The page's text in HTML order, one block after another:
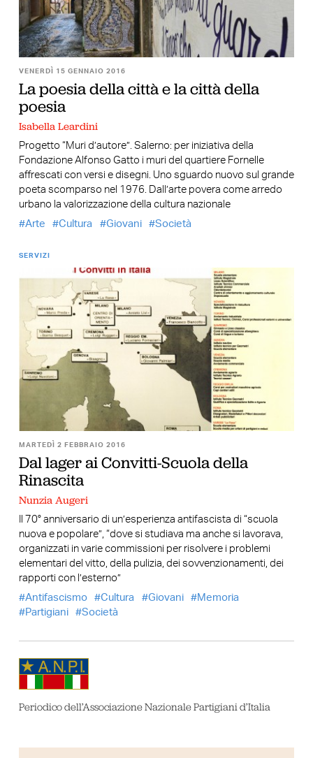
VENERDÌ 15 GENNAIO 2016
La poesia della città e la città della
poesia
Isabella Leardini
Progetto “Muri d’autore”. Salerno: per iniziativa della
Fondazione Alfonso Gatto i muri del quartiere Fornelle
affrescati con versi e disegni. Uno sguardo nuovo sul grande
poeta scomparso nel 1976. Dall’arte povera come arredo
urbano la valorizzazione della cultura nazionale
Arte
Cultura Giovani Società
SERVIZI
MARTEDÌ 2 FEBBRAIO 2016
Dal lager ai Convitti-Scuola della
Rinascita
Nunzia Augeri
Il 70° anniversario di un’esperienza antifascista di “scuola
nuova e popolare”, “dove si studiava ma anche si lavorava,
organizzati in varie commissioni per risolvere i problemi
elementari del vitto, della pulizia, dei sovvenzionamenti, dei
rapporti con l’esterno”
Antifascismo
Cultura Giovani
Memoria
Partigiani
Società
Periodico dell’Associazione Nazionale Partigiani d’Italia